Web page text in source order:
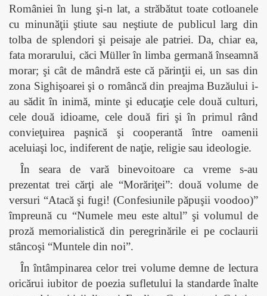
României în lung şi-n lat, a străbătut toate cotloanele
cu minunăţii ştiute sau neştiute de publicul larg din
tolba de splendori şi peisaje ale patriei. Da, chiar ea,
fata morarului, căci Müllerîn limba germană înseamnă
morar; şi cât de mândră este că părinţii ei, un sas din
zona Sighişoarei şi o româncă din preajma Buzăului i-
au sădit în inimă, minte şi educaţie cele două culturi,
cele două idioame, cele două firi şi în primul rând
convieţuirea paşnică şi cooperantă între oamenii
aceluiaşi loc, indiferent de naţie, religie sau ideologie.
În seara de vară binevoitoare ca vreme s-au
prezentat trei cărţi ale “Morăriţei”: două volume de
versuri “Atacă şi fugi! (Confesiunile păpuşii voodoo)”
împreună cu “Numele meu este altul” şi volumul de
proză memorialistică din peregrinările ei pe coclaurii
stâncoşi “Muntele din noi”.
În întâmpinarea celor trei volume demne de lectura
oricărui iubitor de poezia sufletului la standarde înalte